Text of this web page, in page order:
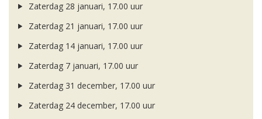
Zaterdag 28 januari, 17.00 uur
Zaterdag 21 januari, 17.00 uur
Zaterdag 14 januari, 17.00 uur
Zaterdag 7 januari, 17.00 uur
Zaterdag 31 december, 17.00 uur
Zaterdag 24 december, 17.00 uur